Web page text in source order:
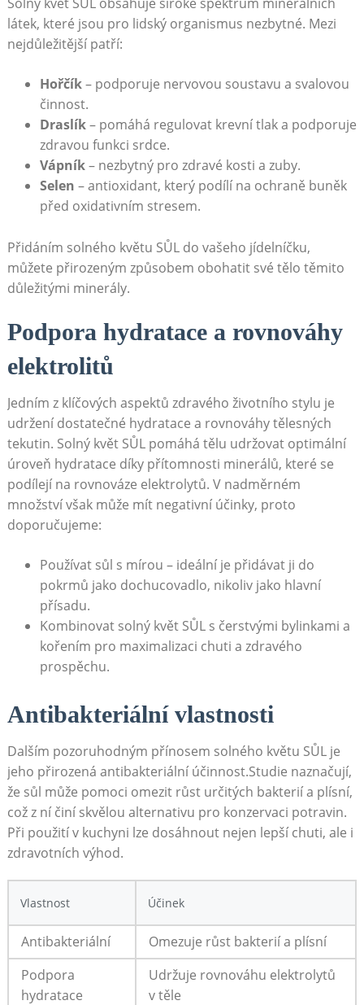
Solný květ SŮL​ obsahuje široké spektrum minerálních
látek, které ‌jsou pro lidský organismus nezbytné. Mezi​
nejdůležitější patří:
Hořčík– podporuje nervovou soustavu a svalovou
činnost.
Draslík– pomáhá regulovat krevní tlak a podporuje
zdravou funkci srdce.
Vápník– nezbytný pro zdravé kosti a⁢ zuby.
Selen – ⁤antioxidant, který⁣ podílí na ochraně buněk
před oxidativním stresem.
Přidáním solného květu SŮL do ‍vašeho jídelníčku,⁢
můžete přirozeným způsobem obohatit své ‌tělo těmito
důležitými minerály.
Podpora hydratace a rovnováhy
elektrolitů
Jedním z klíčových aspektů zdravého životního stylu je
udržení dostatečné hydratace a rovnováhy tělesných
⁣tekutin. Solný‍ květ SŮL pomáhá tělu udržovat optimální
úroveň hydratace díky přítomnosti minerálů, které se
podílejí na rovnováze⁤ elektrolytů. V nadměrném
množství⁢ však může mít negativní ⁣účinky,‌ proto
doporučujeme:
Používat sůl ⁢s mírou – ideální je přidávat⁣ ji do
pokrmů jako dochucovadlo, nikoliv jako hlavní
‍přísadu.
Kombinovat ‍solný květ SŮL‍ s čerstvými bylinkami a
kořením pro maximalizaci chuti a zdravého
prospěchu.
Antibakteriální vlastnosti
Dalším pozoruhodným přínosem solného květu SŮL je
jeho přirozená antibakteriální účinnost.Studie⁢ naznačují, ​
že ⁢sůl může pomoci ‌omezit růst určitých bakterií a plísní,
což ⁣z ní činí skvělou alternativu pro konzervaci potravin.
Při použití v kuchyni lze dosáhnout nejen lepší chuti, ale i
zdravotních výhod.
Vlastnost Účinek
Antibakteriální
Omezuje růst bakterií a plísní
Podpora⁣
hydratace
Udržuje rovnováhu elektrolytů
v těle